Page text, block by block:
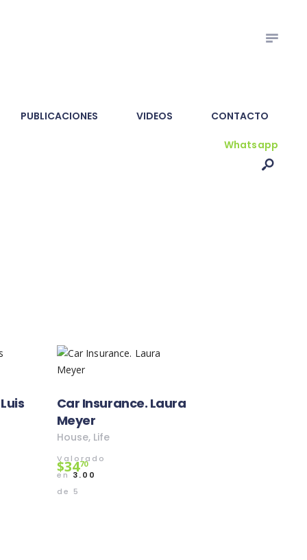
PUBLICACIONES VIDEOS CONTACTO
Whatsapp
Car Insurance. Laura
Meyer
House, Life
Valorado
en 3.00
de 5
$3470